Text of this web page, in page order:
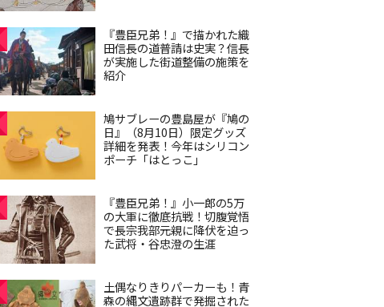
『豊臣兄弟！』で描かれた織
田信長の道普請は史実？信長
が実施した街道整備の施策を
紹介
鳩サブレーの豊島屋が『鳩の
日』（8月10日）限定グッズ
詳細を発表！今年はシリコン
ポーチ「はとっこ」
『豊臣兄弟！』小一郎の5万
の大軍に徹底抗戦！切腹覚悟
で長宗我部元親に降伏を迫っ
た武将・谷忠澄の生涯
土偶なりきりパーカーも！青
森の縄文遺跡群で発掘された